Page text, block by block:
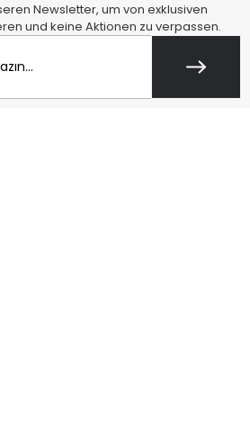
Newsletter, um von exklusiven
und keine Aktionen zu verpassen.